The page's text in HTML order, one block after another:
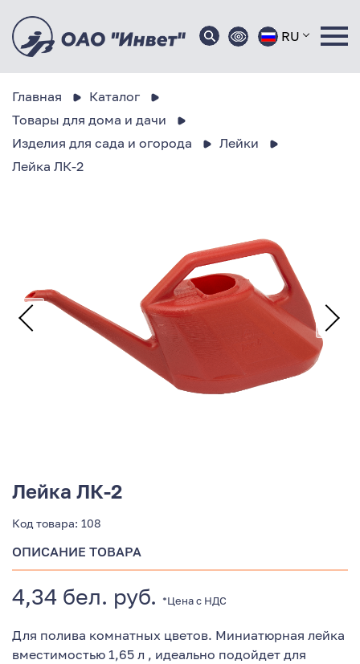
RU
Главная
Каталог
Товары для дома и дачи
Изделия для сада и огорода
Лейки
Лейка ЛК-2
Лейка ЛК-2
Код товара: 108
ОПИСАНИЕ ТОВАРА
4,34 бел. руб. *Цена с НДС
Для полива комнатных цветов. Миниатюрная лейка
вместимостью 1,65 л , идеально подойдет для